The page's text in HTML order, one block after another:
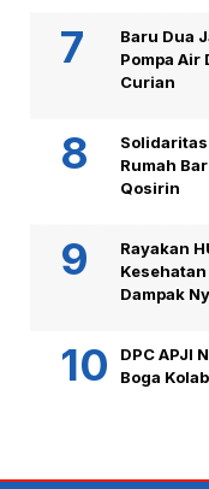
Baru Dua
Pompa Air
Curian
Solidaritas
Rumah
Qosirin
Rayakan
Dampak
DPC APJI
Boga